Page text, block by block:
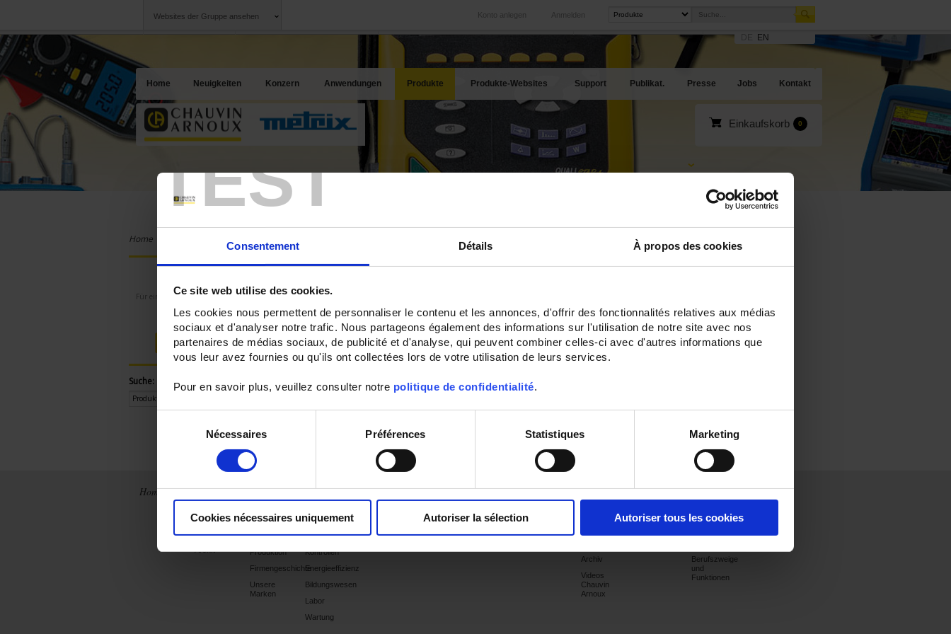
TEST
Consentement Détails À propos des cookies
Ce site web utilise des cookies.
Les cookies nous permettent de personnaliser le contenu et les annonces, d'offrir des fonctionnalités relatives aux médias
sociaux et d'analyser notre trafic. Nous partageons également des informations sur l'utilisation de notre site avec nos
partenaires de médias sociaux, de publicité et d'analyse, qui peuvent combiner celles-ci avec d'autres informations que
vous leur avez fournies ou qu'ils ont collectées lors de votre utilisation de leurs services.
Pour en savoir plus, veuillez consulter notre politique de confidentialité.
consentement
Nécessaires Préférences Statistiques Marketing
Cookies nécessaires uniquement Autoriser la sélection Autoriser tous les cookies
Websites der Gruppe ansehen Anmelden
Konto anlegen
International
Unsere Tochtergesellschaften im Ausland
Produkt-Websites
Unsere besten Angebote
EN
Home Neuigkeiten Konzern Anwendungen Produkte Produkte-Websites Support Publikat. Presse Jobs Kontakt
Einkaufskorb 0
Home Analysator-Oszilloskope mit Fern-Schnittstelle Logik-Analysatoren - Bus-Decoder
Für einen Online-Einkauf müssen Sie sich
Anmelden
Suche:
Logik-Analysatoren - Bus-Decoder
Home Neuigkeiten
Frankreich
International
Archiv
Konzern
Chauvin
Produktion
Firmengeschichte
Unsere
Marken
Anwendungen
Anlagentechnik
Untersuchungen
Kontrollen
Energieeffizienz
Bildungswesen
Labor
Wartung
Produkte
Produkte-
Websites
Industrie Support Publikationen
Neueste
Archiv
Videos
Chauvin
Arnoux
Presse
Presse-Infos
Jobs
Stellenangebote
Berufszweige
und
Funktionen
Kontakt
International